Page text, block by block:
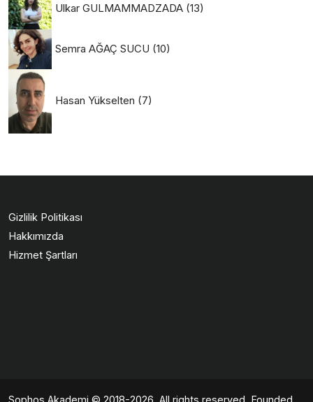
Ulkar GULMAMMADZADA (13)
Semra AĞAÇ SUCU (10)
Hasan Yükselten (7)
Gizlilik Politikası
Hakkımızda
Hizmet Şartları